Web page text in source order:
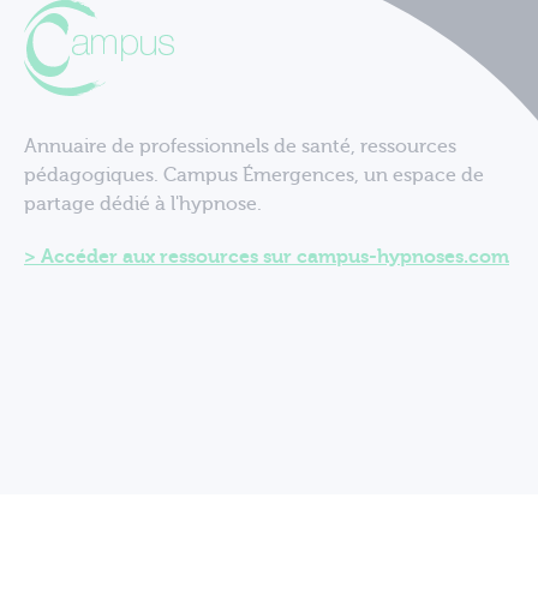
Annuaire de professionnels de santé, ressources
pédagogiques. Campus Émergences, un espace de
partage dédié à l'hypnose.
Accéder aux ressources sur campus-hypnoses.com